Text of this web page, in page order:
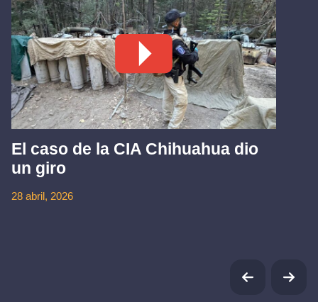
El caso de la CIA Chihuahua dio
un giro
28 abril, 2026